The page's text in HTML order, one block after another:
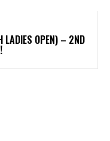
LADIES OPEN) – 2ND